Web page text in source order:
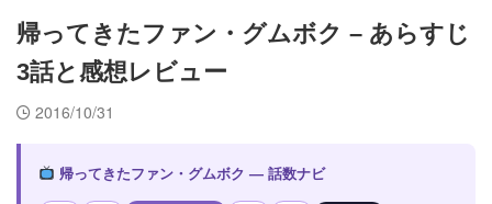
帰ってきたファン・グムボク – あらすじ
3話と感想レビュー
2016/10/31
帰ってきたファン・グムボク — 話数ナビ